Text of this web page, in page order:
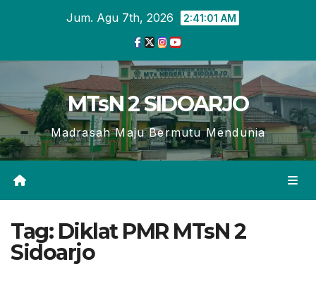
Jum. Agu 7th, 2026 2:41:02 AM
MTsN 2 SIDOARJO
Madrasah Maju Bermutu Mendunia
Tag: Diklat PMR MTsN 2
Sidoarjo